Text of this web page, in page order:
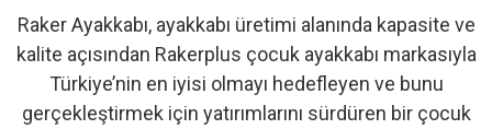
- İlk Adım & Bebek Ayakkabı
- Babetler
Raker Ayakkabı, ayakkabı üretimi alanında kapasite ve
kalite açısından Rakerplus çocuk ayakkabı markasıyla
Türkiye’nin en iyisi olmayı hedefleyen ve bunu
gerçekleştirmek için yatırımlarını sürdüren bir çocuk